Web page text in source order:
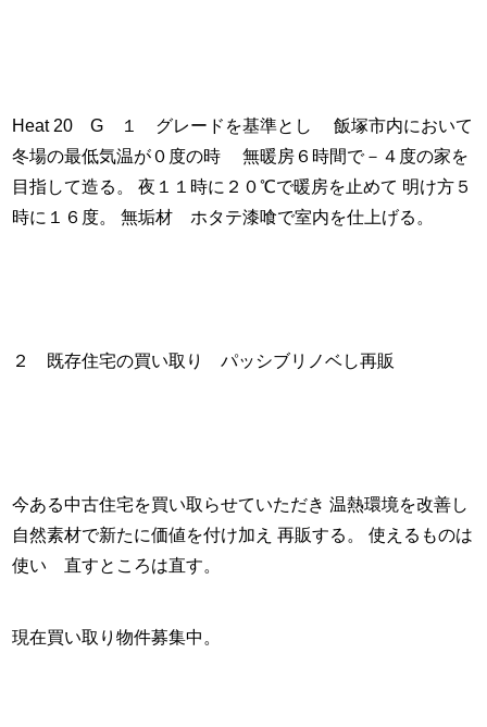
Heat 20 G １ グレードを基準とし 飯塚市内において
冬場の最低気温が０度の時 無暖房６時間で－４度の家を
目指して造る。 夜１１時に２０℃で暖房を止めて 明け方５
時に１６度。 無垢材 ホタテ漆喰で室内を仕上げる。
２ 既存住宅の買い取り パッシブリノベし再販
今ある中古住宅を買い取らせていただき 温熱環境を改善し
自然素材で新たに価値を付け加え 再販する。 使えるものは
使い 直すところは直す。
現在買い取り物件募集中。